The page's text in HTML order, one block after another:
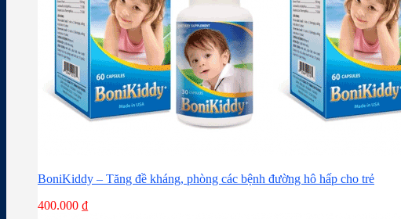
BoniKiddy – Tăng đề kháng, phòng các bệnh đường hô hấp cho trẻ
400.000 ₫